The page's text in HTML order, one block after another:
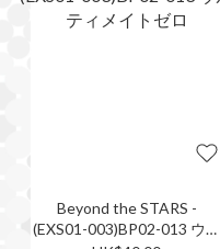
Beyond the STARS -
(EXS01-003)BP02-013 ウル